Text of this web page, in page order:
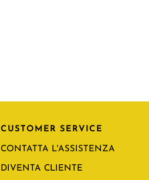
CUSTOMER SERVICE
CONTATTA L'ASSISTENZA
DIVENTA CLIENTE